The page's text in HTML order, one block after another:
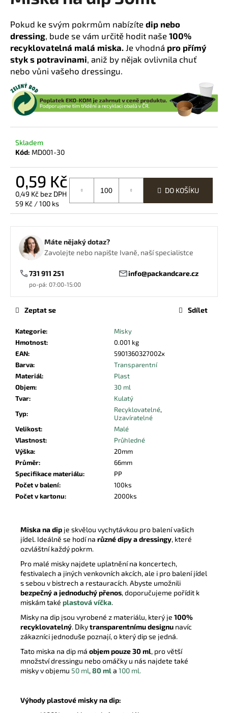
Miska na dip je skvělou vychytávkou pro balení vašich
jídel. Ideálně se hodí na různé dipy a dressingy, které
ozvláštní každý pokrm.
Pro malé misky najdete uplatnění na koncertech,
festivalech a jiných venkovních akcích, ale i pro balení jídel
s sebou v bistrech a restauracích. Abyste umožnili
bezpečný a jednoduchý přenos, doporučujeme pořídit k
miskám také plastová víčka.
Misky na dip jsou vyrobené z materiálu, který je 100%
recyklovatelný. Díkytransparentnímu designu navíc
zákazníci jednoduše poznají, o který dip se jedná.
Tato miska na dip má objem pouze 30 ml, pro větší
množství dressingu nebo omáčky u nás najdete také
misky v objemu 50 ml,80 mla 100 ml.
Výhody plastové misky na dip:
Pokud ke svým pokrmům nabízíte dip nebo
dressing , bude se vám určitě hodit naše 100%
recyklovatelná malá miska. Je vhodná pro přímý
styk s potravinami , aniž by nějak ovlivnila chuť
nebo vůni vašeho dressingu.
Skladem
Kód: MD001-30
0,59 Kč
0,49 Kč bez DPH
Měrná
cena:
59 Kč / 100 ks
DO KOŠÍKU
Máte nějaký dotaz?
Zavolejte nebo napište Ivaně, naší specialistce
731 911 251
po-pá: 07:00-15:00
info@packandcare.cz
Kategorie:
Misky
Hmotnost:
0.001 kg
EAN:
5901360327002x
Barva:
Transparentní
Materiál:
Plast
Objem:
30 ml
Tvar:
Kulatý
Typ: Recyklovatelné,
Uzavíratelné
Velikost:
Malé
Vlastnost:
Průhledné
Výška:
20mm
Průměr:
66mm
Specifikace materiálu:
PP
Počet v balení:
100ks
Počet v kartonu: 2000ks
Zeptat se Sdílet
j
í
t
?
o
č
PLASTOVÁ
NA
JÍDLO
ZATAVOVACÍ
ČERNÁ
227X178X50
3,39
Kč